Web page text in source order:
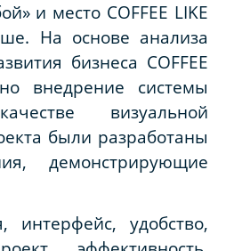
и место COFFEE LIKE
На основе анализа
бизнеса COFFEE
внедрение системы
визуальной
были разработаны
демонстрирующие
интерфейс, удобство,